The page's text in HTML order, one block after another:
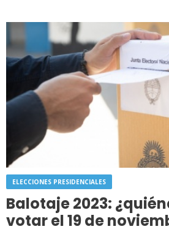
ELECCIONES PRESIDENCIALES
Balotaje 2023:
votar el 19 de